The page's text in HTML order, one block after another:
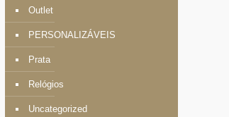
Outlet
PERSONALIZÁVEIS
Prata
Relógios
Uncategorized